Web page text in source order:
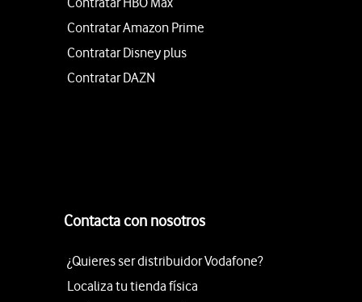
Contratar Amazon Prime
Contratar Disney plus
Contratar DAZN
Contacta con nosotros
¿Quieres ser distribuidor Vodafone?
Localiza tu tienda física